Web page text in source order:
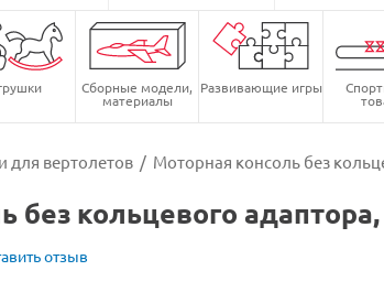
Сборные модели,
материалы
Развивающие игры
для вертолетов / Моторная консоль без
без кольцевого
отзыв